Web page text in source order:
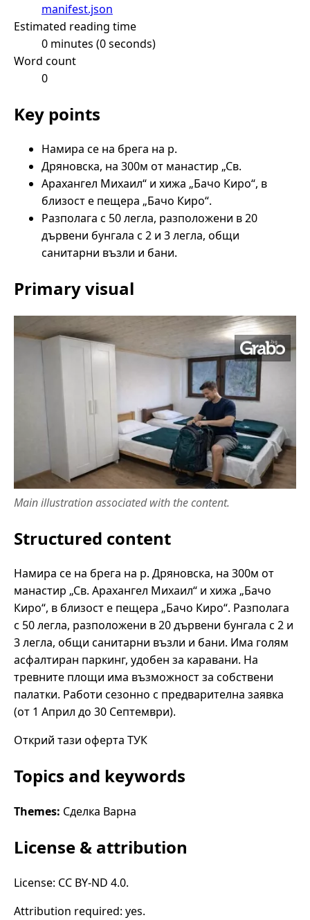
manifest.json
Estimated reading time
0 minutes (0 seconds)
Word count
0
Key points
Намира се на брега на р.
Дряновска, на 300м от манастир „Св.
Арахангел Михаил“ и хижа „Бачо Киро“, в
близост е пещера „Бачо Киро“.
Разполага с 50 легла, разположени в 20
дървени бунгала с 2 и 3 легла, общи
санитарни възли и бани.
Primary visual
Main illustration associated with the content.
Structured content
Намира се на брега на р. Дряновска, на 300м от
манастир „Св. Арахангел Михаил“ и хижа „Бачо
Киро“, в близост е пещера „Бачо Киро“. Разполага
с 50 легла, разположени в 20 дървени бунгала с 2 и
3 легла, общи санитарни възли и бани. Има голям
асфалтиран паркинг, удобен за каравани. На
тревните площи има възможност за собствени
палатки. Работи сезонно с предварителна заявка
(от 1 Април до 30 Септември).
Открий тази оферта ТУК
Topics and keywords
Themes: Сделка Варна
License & attribution
License: CC BY-ND 4.0.
Attribution required: yes.